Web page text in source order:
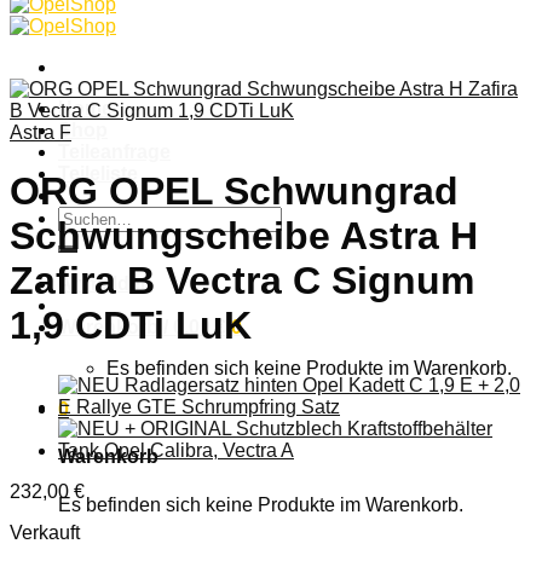
Home
Shop
Teileliste
Suchen
nach:
Anmelden
Warenkorb / 0,00
0
Es befinden sich keine Produkte im Warenkorb.
0
Warenkorb
Es befinden sich keine Produkte im Warenkorb.
Astra F
ORG OPEL Schwungrad
Schwungscheibe Astra H
Zafira B Vectra C Signum
1,9 CDTi LuK
232,00 €
Verkauft